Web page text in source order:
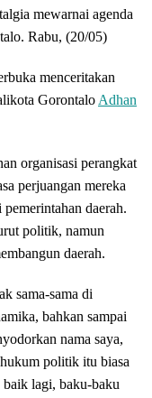
mewarnai agenda
Rabu, (20/05)
menceritakan
Gorontalo Adhan
organisasi perangkat
perjuangan mereka
daerah.
politik, namun
daerah.
sama-sama di
bahkan sampai
nama saya,
politik itu biasa
baik lagi, baku-baku